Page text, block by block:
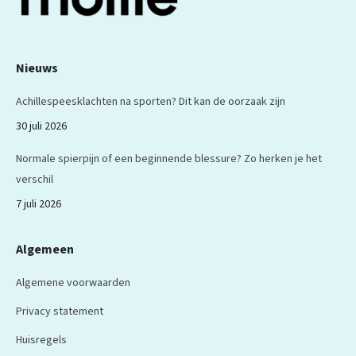
Nieuws
Achillespeesklachten na sporten? Dit kan de oorzaak zijn
30 juli 2026
Normale spierpijn of een beginnende blessure? Zo herken je het
verschil
7 juli 2026
Algemeen
Algemene voorwaarden
Privacy statement
Huisregels